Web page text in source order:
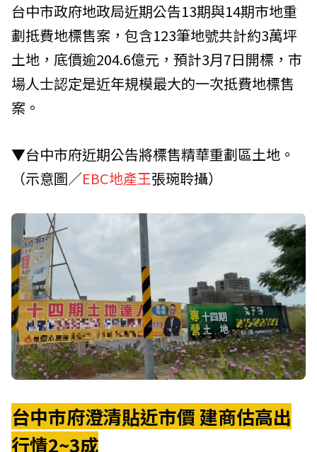
台中市政府地政局近期公告13期與14期市地重
劃抵費地標售案，包含123筆地號共計約3萬坪
土地，底價逾204.6億元，預計3月7日開標，市
場人士認定是近年規模最大的一次抵費地標售
案。
▼台中市府近期公告將標售精華重劃區土地。
（示意圖／EBC地產王張琬聆攝）
台中市府澄清貼近市價 建商估高出
行情2~3成